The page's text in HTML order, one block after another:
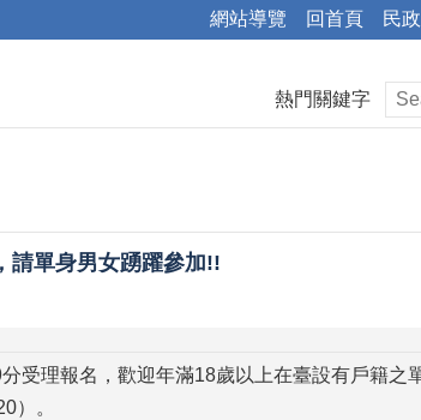
網站導覽 回首頁 民
熱門關鍵字
請單身男女踴躍參加!!
受理報名，歡迎年滿18歲以上在臺設有戶籍之
）。